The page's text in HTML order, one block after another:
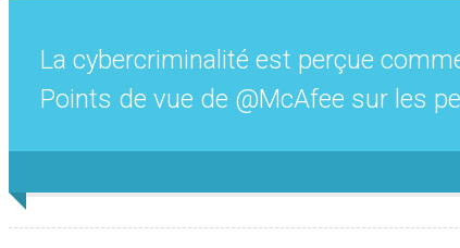
La cybercriminalité est perçue
Points de vue de @McAfee sur les